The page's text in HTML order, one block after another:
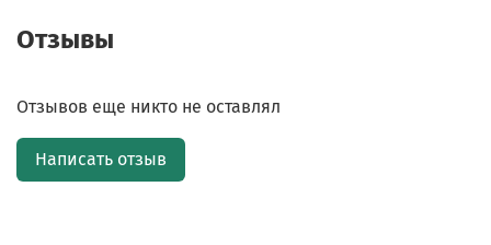
Отзывы
Отзывов еще никто не оставлял
Написать отзыв